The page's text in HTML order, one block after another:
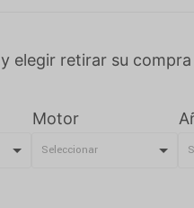
elegir retirar su
Motor